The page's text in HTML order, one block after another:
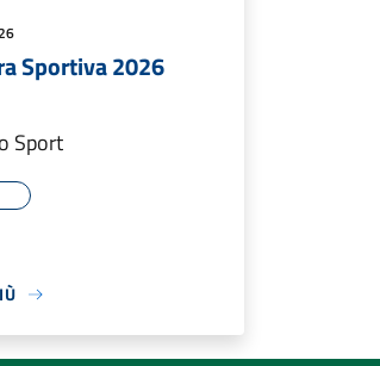
Sportiva 2026
Sport